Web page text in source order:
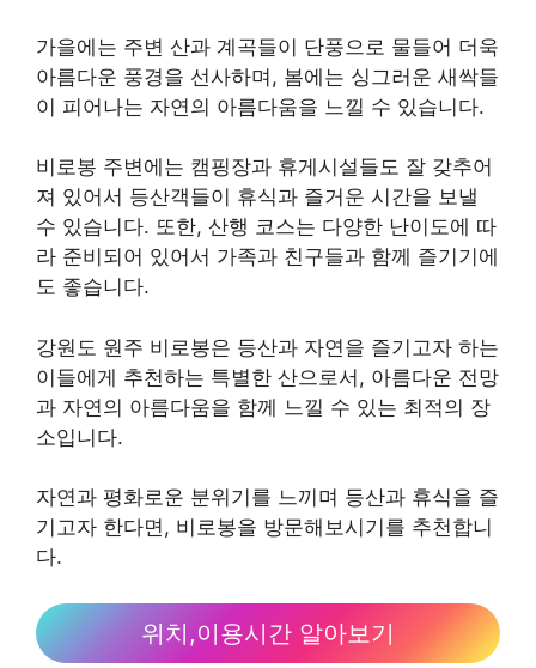
가을에는 주변 산과 계곡들이 단풍으로 물들어 더욱
아름다운 풍경을 선사하며, 봄에는 싱그러운 새싹들
이 피어나는 자연의 아름다움을 느낄 수 있습니다.
비로봉 주변에는 캠핑장과 휴게시설들도 잘 갖추어
져 있어서 등산객들이 휴식과 즐거운 시간을 보낼
수 있습니다. 또한, 산행 코스는 다양한 난이도에 따
라 준비되어 있어서 가족과 친구들과 함께 즐기기에
도 좋습니다.
강원도 원주 비로봉은 등산과 자연을 즐기고자 하는
이들에게 추천하는 특별한 산으로서, 아름다운 전망
과 자연의 아름다움을 함께 느낄 수 있는 최적의 장
소입니다.
자연과 평화로운 분위기를 느끼며 등산과 휴식을 즐
기고자 한다면, 비로봉을 방문해보시기를 추천합니
다.
위치,이용시간 알아보기